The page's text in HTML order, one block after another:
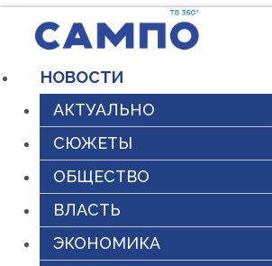
Перейти
содержимому
НОВОСТИ
АКТУАЛЬНО
СЮЖЕТЫ
ОБЩЕСТВО
ВЛАСТЬ
ЭКОНОМИКА